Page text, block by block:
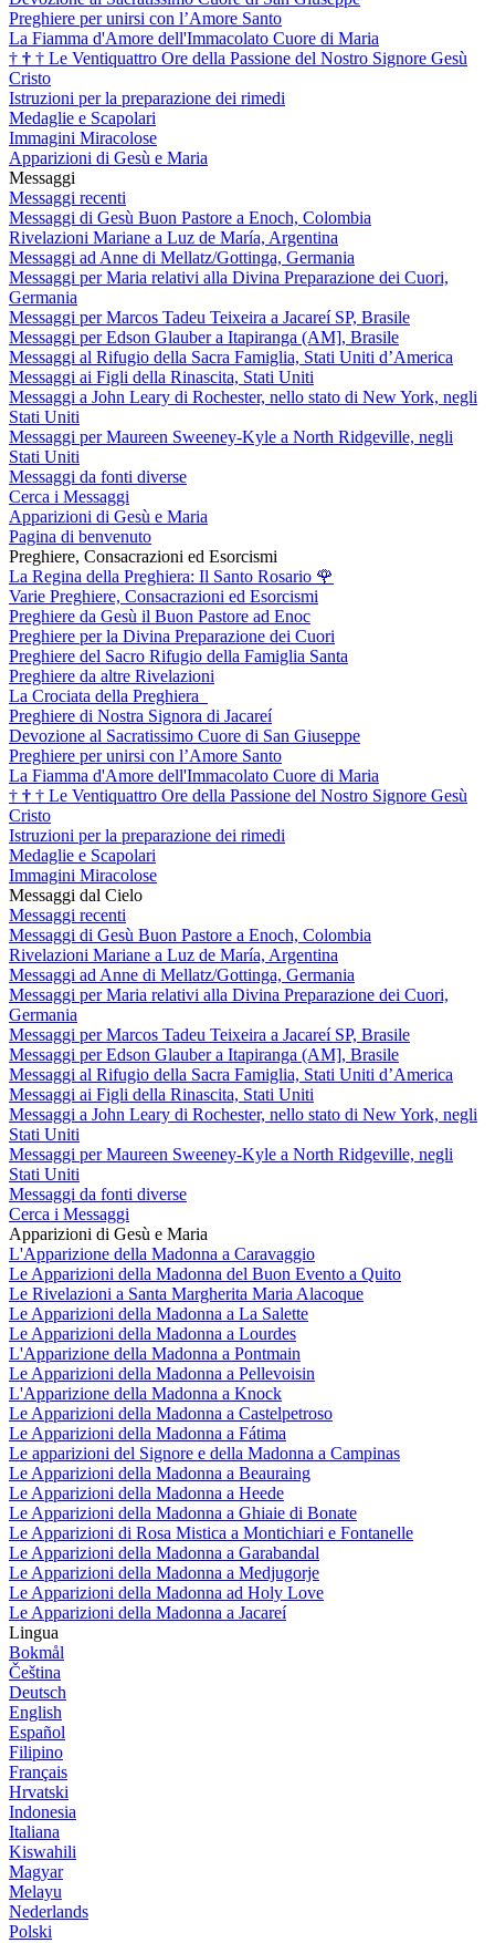
Preghiere per unirsi con l’Amore Santo
La Fiamma d'Amore dell'Immacolato Cuore di Maria
† † † Le Ventiquattro Ore della Passione del Nostro Signore Gesù
Cristo
Istruzioni per la preparazione dei rimedi
Medaglie e Scapolari
Immagini Miracolose
Apparizioni di Gesù e Maria
Messaggi
Messaggi recenti
Messaggi di Gesù Buon Pastore a Enoch, Colombia
Rivelazioni Mariane a Luz de María, Argentina
Messaggi ad Anne di Mellatz/Gottinga, Germania
Messaggi per Maria relativi alla Divina Preparazione dei Cuori,
Germania
Messaggi per Marcos Tadeu Teixeira a Jacareí SP, Brasile
Messaggi per Edson Glauber a Itapiranga (AM], Brasile
Messaggi al Rifugio della Sacra Famiglia, Stati Uniti d’America
Messaggi ai Figli della Rinascita, Stati Uniti
Messaggi a John Leary di Rochester, nello stato di New York, negli
Stati Uniti
Messaggi per Maureen Sweeney-Kyle a North Ridgeville, negli
Stati Uniti
Messaggi da fonti diverse
Cerca i Messaggi
Apparizioni di Gesù e Maria
Pagina di benvenuto
Preghiere, Consacrazioni ed Esorcismi
La Regina della Preghiera: Il Santo Rosario 🌹
Varie Preghiere, Consacrazioni ed Esorcismi
Preghiere da Gesù il Buon Pastore ad Enoc
Preghiere per la Divina Preparazione dei Cuori
Preghiere del Sacro Rifugio della Famiglia Santa
Preghiere da altre Rivelazioni
La Crociata della Preghiera
Preghiere di Nostra Signora di Jacareí
Devozione al Sacratissimo Cuore di San Giuseppe
Preghiere per unirsi con l’Amore Santo
La Fiamma d'Amore dell'Immacolato Cuore di Maria
† † † Le Ventiquattro Ore della Passione del Nostro Signore Gesù
Cristo
Istruzioni per la preparazione dei rimedi
Medaglie e Scapolari
Immagini Miracolose
Messaggi dal Cielo
Messaggi recenti
Messaggi di Gesù Buon Pastore a Enoch, Colombia
Rivelazioni Mariane a Luz de María, Argentina
Messaggi ad Anne di Mellatz/Gottinga, Germania
Messaggi per Maria relativi alla Divina Preparazione dei Cuori,
Germania
Messaggi per Marcos Tadeu Teixeira a Jacareí SP, Brasile
Messaggi per Edson Glauber a Itapiranga (AM], Brasile
Messaggi al Rifugio della Sacra Famiglia, Stati Uniti d’America
Messaggi ai Figli della Rinascita, Stati Uniti
Messaggi a John Leary di Rochester, nello stato di New York, negli
Stati Uniti
Messaggi per Maureen Sweeney-Kyle a North Ridgeville, negli
Stati Uniti
Messaggi da fonti diverse
Cerca i Messaggi
Apparizioni di Gesù e Maria
L'Apparizione della Madonna a Caravaggio
Le Apparizioni della Madonna del Buon Evento a Quito
Le Rivelazioni a Santa Margherita Maria Alacoque
Le Apparizioni della Madonna a La Salette
Le Apparizioni della Madonna a Lourdes
L'Apparizione della Madonna a Pontmain
Le Apparizioni della Madonna a Pellevoisin
L'Apparizione della Madonna a Knock
Le Apparizioni della Madonna a Castelpetroso
Le Apparizioni della Madonna a Fátima
Le apparizioni del Signore e della Madonna a Campinas
Le Apparizioni della Madonna a Beauraing
Le Apparizioni della Madonna a Heede
Le Apparizioni della Madonna a Ghiaie di Bonate
Le Apparizioni di Rosa Mistica a Montichiari e Fontanelle
Le Apparizioni della Madonna a Garabandal
Le Apparizioni della Madonna a Medjugorje
Le Apparizioni della Madonna ad Holy Love
Le Apparizioni della Madonna a Jacareí
Lingua
Bokmål
Čeština
Deutsch
English
Español
Filipino
Français
Hrvatski
Indonesia
Italiana
Kiswahili
Magyar
Melayu
Nederlands
Polski